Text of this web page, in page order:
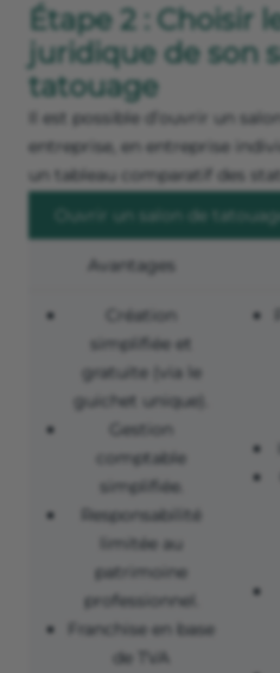
Étape 2 : Choisir
juridique de son
tatouage
Il est possible d’ouvrir un
entreprise, en entreprise
un tableau comparatif des
Ouvrir un salon de
Avantages
Création
simplifiée et
gratuite (via le
guichet unique).
Gestion
comptable
simplifiée.
Responsabilité
limitée au
patrimoine
professionnel.
Franchise en base
de TVA